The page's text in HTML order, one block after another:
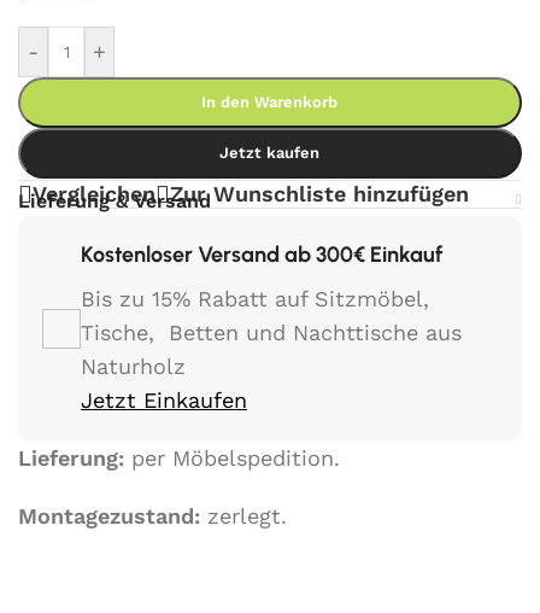
- +
In den Warenkorb
Jetzt kaufen
Vergleichen Zur Wunschliste hinzufügen
Lieferung & Versand
Kostenloser Versand ab 300€ Einkauf
Bis zu 15% Rabatt auf Sitzmöbel,
Tische, Betten und Nachttische aus
Naturholz
Jetzt Einkaufen
Lieferung: per Möbelspedition.
Montagezustand: zerlegt.